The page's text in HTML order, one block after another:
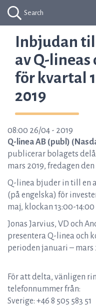
Search
Inbjudan
av Q-
för kvartal
2019
08:00 26/04 - 2019
Q-linea AB (publ)
publicerar bolagets
mars 2019, fredagen
Q-linea bjuder in till en
(på engelska) för
maj, klockan 13:00-14:00
Jonas Jarvius, VD och
presentera Q-linea och
perioden januari – mars
För att delta, vänligen
telefonnummer från:
Sverige: +46 8 505 583 51